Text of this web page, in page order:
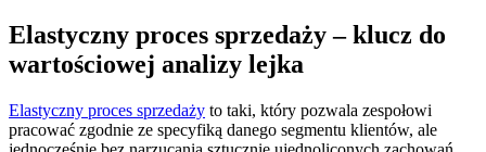
Elastyczny proces sprzedaży – klucz do
wartościowej analizy lejka
Elastyczny proces sprzedaży to taki, który pozwala zespołowi
pracować zgodnie ze specyfiką danego segmentu klientów, ale